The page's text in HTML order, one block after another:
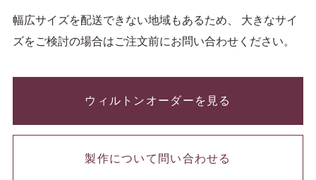
幅広サイズを配送できない地域もあるため、 大きなサイ
ズをご検討の場合はご注文前にお問い合わせください。
ウィルトンオーダーを見る
製作について問い合わせる